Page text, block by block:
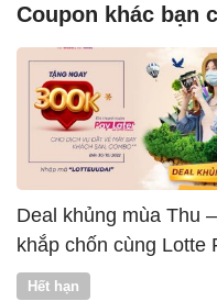
Coupon khác bạn
Deal khủng mùa Thu
khắp chốn cùng Lotte
Vntrip
Hết hạn